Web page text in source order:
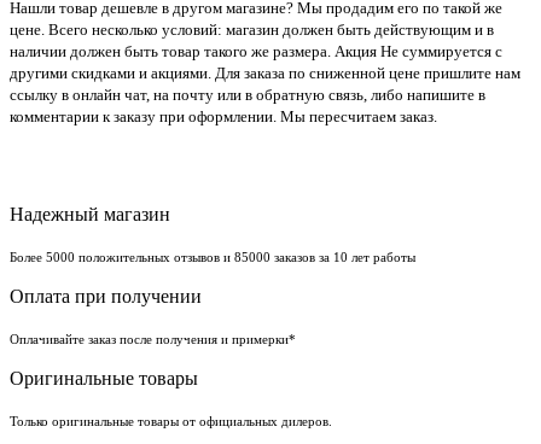
Нашли товар дешевле в другом магазине? Мы продадим его по такой же
цене. Всего несколько условий: магазин должен быть действующим и в
наличии должен быть товар такого же размера. Акция Не суммируется с
другими скидками и акциями. Для заказа по сниженной цене пришлите нам
ссылку в онлайн чат, на почту или в обратную связь, либо напишите в
комментарии к заказу при оформлении. Мы пересчитаем заказ.
Надежный магазин
Более 5000 положительных отзывов и 85000 заказов за 10 лет работы
Оплата при получении
Оплачивайте заказ после получения и примерки*
Оригинальные товары
Только оригинальные товары от официальных дилеров.